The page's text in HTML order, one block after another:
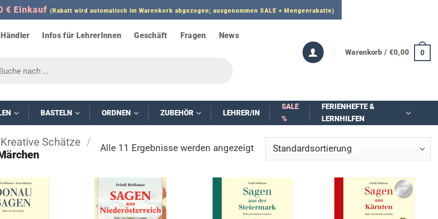
€ Einkauf (Rabatt wird automatisch im Warenkorb abgezogen; ausgenommen SALE + Mengenrabatte)
Händler Infos für LehrerInnen Geschäft Fragen News
Warenkorb / €0,00 0
BASTELN ORDNEN ZUBEHÖR LEHRER/IN
SALE
%
FERIENHEFTE &
LERNHILFEN
Kreative Schätze /
Alle 11 Ergebnisse werden angezeigt